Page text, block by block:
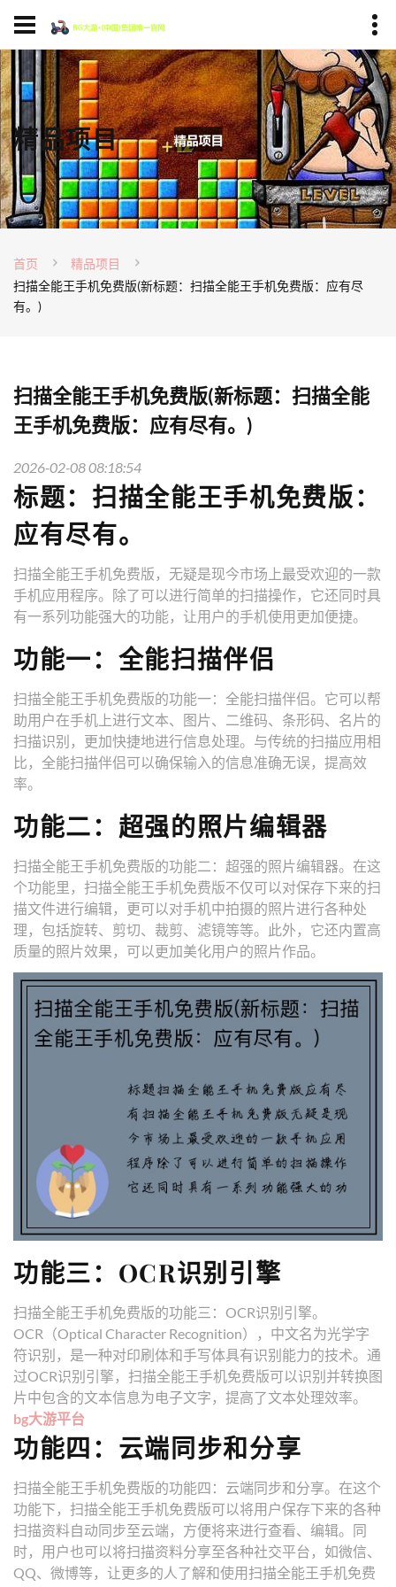
精品项目
首页
精品项目
扫描全能王手机免费版(新标题：扫描全能王手机免费版：应有尽
有。)
扫描全能王手机免费版(新标题：扫描全能
王手机免费版：应有尽有。)
2026-02-08 08:18:54
标题：扫描全能王手机免费版：
应有尽有。
扫描全能王手机免费版，无疑是现今市场上最受欢迎的一款
手机应用程序。除了可以进行简单的扫描操作，它还同时具
有一系列功能强大的功能，让用户的手机使用更加便捷。
功能一：全能扫描伴侣
扫描全能王手机免费版的功能一：全能扫描伴侣。它可以帮
助用户在手机上进行文本、图片、二维码、条形码、名片的
扫描识别，更加快捷地进行信息处理。与传统的扫描应用相
比，全能扫描伴侣可以确保输入的信息准确无误，提高效
率。
功能二：超强的照片编辑器
扫描全能王手机免费版的功能二：超强的照片编辑器。在这
个功能里，扫描全能王手机免费版不仅可以对保存下来的扫
描文件进行编辑，更可以对手机中拍摄的照片进行各种处
理，包括旋转、剪切、裁剪、滤镜等等。此外，它还内置高
质量的照片效果，可以更加美化用户的照片作品。
功能三：OCR识别引擎
扫描全能王手机免费版的功能三：OCR识别引擎。
OCR（Optical Character Recognition），中文名为光学字
符识别，是一种对印刷体和手写体具有识别能力的技术。通
过OCR识别引擎，扫描全能王手机免费版可以识别并转换图
片中包含的文本信息为电子文字，提高了文本处理效率。
bg大游平台
功能四：云端同步和分享
扫描全能王手机免费版的功能四：云端同步和分享。在这个
功能下，扫描全能王手机免费版可以将用户保存下来的各种
扫描资料自动同步至云端，方便将来进行查看、编辑。同
时，用户也可以将扫描资料分享至各种社交平台，如微信、
QQ、微博等，让更多的人了解和使用扫描全能王手机免费